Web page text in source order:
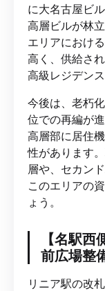
に大名古屋ビ
高層ビルが林
エリアにおけ
高く、供給さ
高級レジデン
今後は、老朽
位での再編が
高層部に居住
性があります
層や、セカン
このエリアの
ょう。
【名駅
前広場整
リニア駅の改